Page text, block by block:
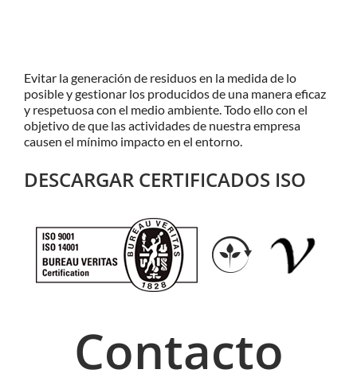
Evitar la generación de residuos en la medida de lo
posible y gestionar los producidos de una manera eficaz
y respetuosa con el medio ambiente. Todo ello con el
objetivo de que las actividades de nuestra empresa
causen el mínimo impacto en el entorno.
DESCARGAR CERTIFICADOS ISO
Contacto